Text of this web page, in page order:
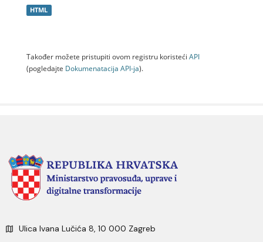
HTML
Također možete pristupiti ovom registru koristeći API
(pogledajte Dokumenаtаcijа API-jа).